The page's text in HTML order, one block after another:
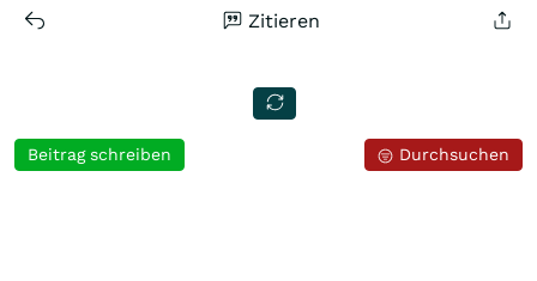
Zitieren
Durchsuchen
Beitrag schreiben